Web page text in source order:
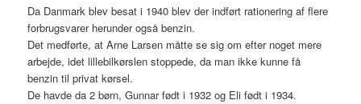
Da Danmark blev besat i 1940 blev der indført rationering af flere
forbrugsvarer herunder også benzin.
Det medførte, at Arne Larsen måtte se sig om efter noget mere
arbejde, idet lillebilkørslen stoppede, da man ikke kunne få
benzin til privat kørsel.
De havde da 2 børn, Gunnar født i 1932 og Eli født i 1934.